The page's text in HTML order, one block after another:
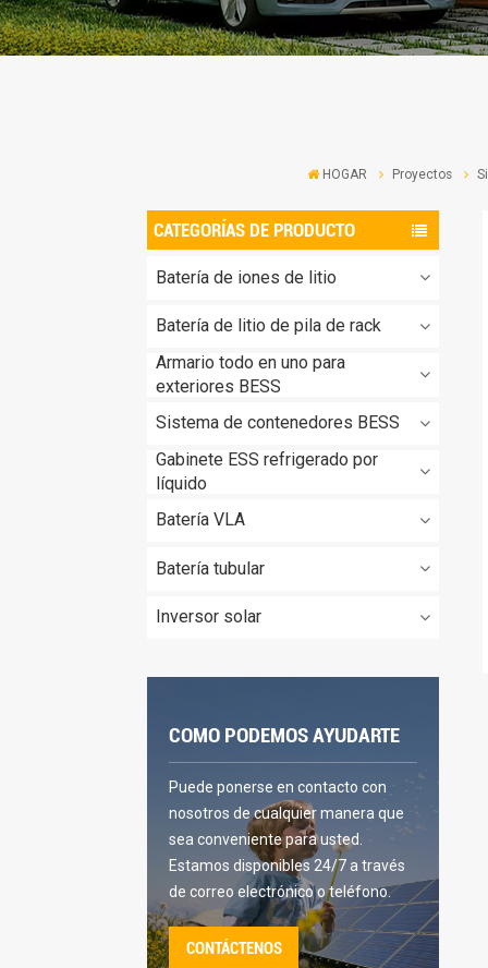
HOGAR Proyectos
CATEGORÍAS DE PRODUCTO
Batería de iones de litio
Batería de litio de pila de rack
Armario todo en uno para
exteriores BESS
Sistema de contenedores BESS
Gabinete ESS refrigerado por
líquido
Batería VLA
Batería tubular
Inversor solar
COMO PODEMOS AYUDARTE
Puede ponerse en contacto con
nosotros de cualquier manera que
sea conveniente para usted.
Estamos disponibles 24/7 a través
de correo electrónico o teléfono.
CONTÁCTENOS